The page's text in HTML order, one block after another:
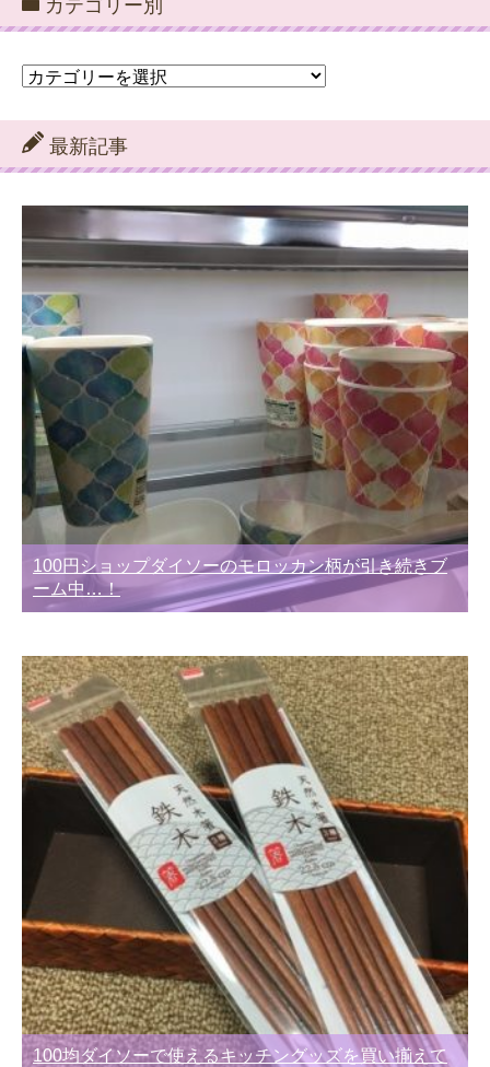
カテゴリー別
カ
ゴ
リ
ー
最新記事
100円ショップダイソーのモロッカン柄が引き続きブ
ーム中…！
100均ダイソーで使えるキッチングッズを買い揃えて